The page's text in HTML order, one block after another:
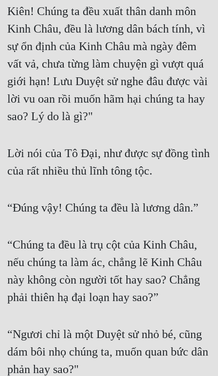
Kiên! Chúng ta đều xuất thân danh môn
Kinh Châu, đều là lương dân bách tính, vì
sự ổn định của Kinh Châu mà ngày đêm
vất vả, chưa từng làm chuyện gì vượt quá
giới hạn! Lưu Duyệt sử nghe đâu được vài
lời vu oan rồi muốn hãm hại chúng ta hay
sao? Lý do là gì?"
Lời nói của Tô Đại, như được sự đồng tình
của rất nhiều thủ lĩnh tông tộc.
“Đúng vậy! Chúng ta đều là lương dân.”
“Chúng ta đều là trụ cột của Kinh Châu,
nếu chúng ta làm ác, chẳng lẽ Kinh Châu
này không còn người tốt hay sao? Chẳng
phải thiên hạ đại loạn hay sao?”
“Ngươi chỉ là một Duyệt sử nhỏ bé, cũng
dám bôi nhọ chúng ta, muốn quan bức dân
phản hay sao?"